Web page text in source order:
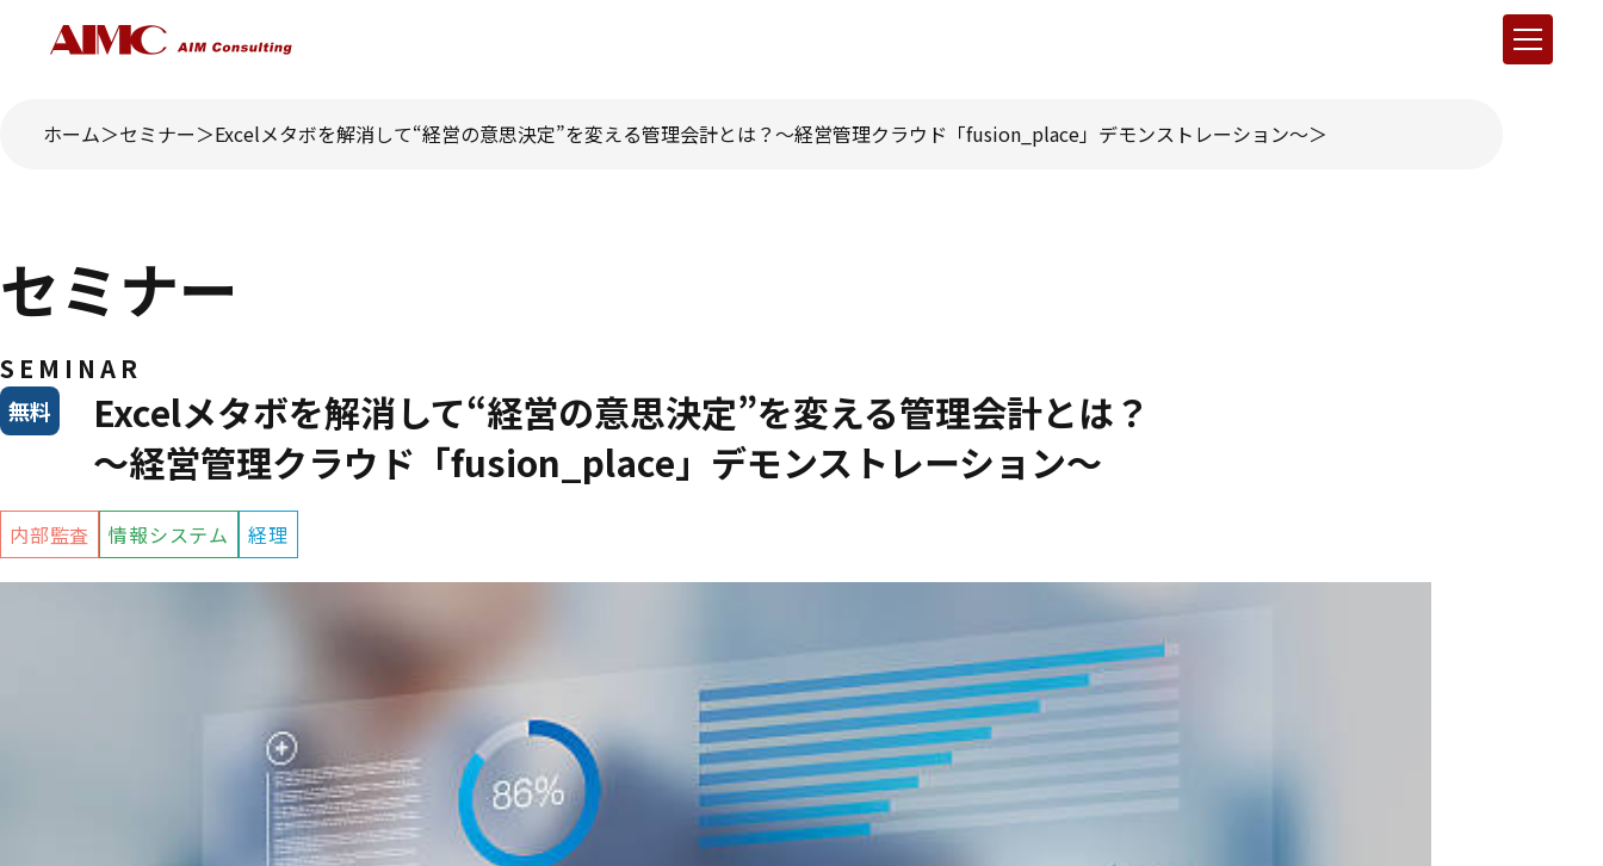
ホーム セミナー Excelメタボを解消して“経営の意思決定”を変える管理会計とは？～経営管理クラウド「fusion_place」デモンストレーション～
セミナー
SEMINAR
Excelメタボを解消して“経営の意思決定”を変える管理会計とは？
～経営管理クラウド「fusion_place」デモンストレーション～
無料
内部監査 情報システム 経理